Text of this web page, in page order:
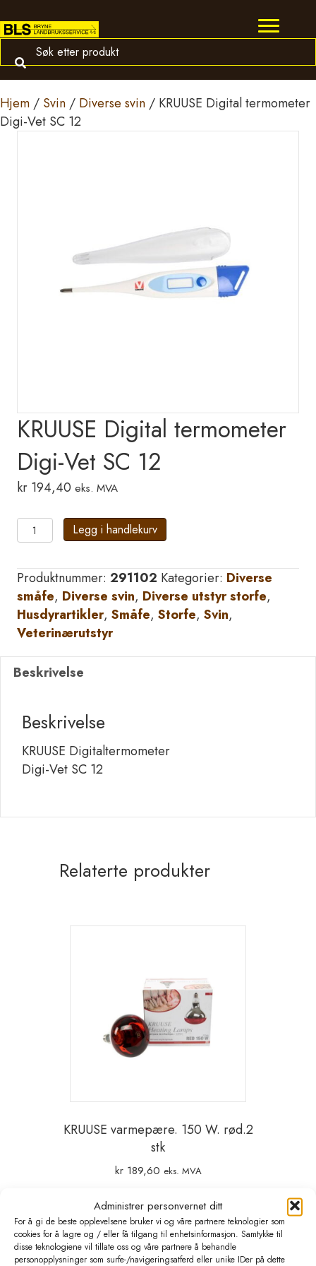
Administrer personvernet ditt
For å gi de beste opplevelsene bruker vi og våre partnere teknologier som
cookies for å lagre og / eller få tilgang til enhetsinformasjon. Samtykke til
disse teknologiene vil tillate oss og våre partnere å behandle
personopplysninger som surfe-/navigeringsatferd eller unike IDer på dette
Hjem / Svin / Diverse svin / KRUUSE Digital termometer
Digi-Vet SC 12
KRUUSE Digital termometer
Digi-Vet SC 12
kr 194,40 eks. MVA
KRUUSE
Digital
Digi-
Vet
SC
12
antall
Legg i handlekurv
Produktnummer: 291102 Kategorier: Diverse
småfe, Diverse svin, Diverse utstyr storfe,
Husdyrartikler, Småfe, Storfe, Svin,
Veterinærutstyr
Beskrivelse
Beskrivelse
KRUUSE Digitaltermometer
Digi-Vet SC 12
Relaterte produkter
KRUUSE varmepære. 150 W. rød.2
stk
kr189,60 eks. MVA
Legg i handlekurv